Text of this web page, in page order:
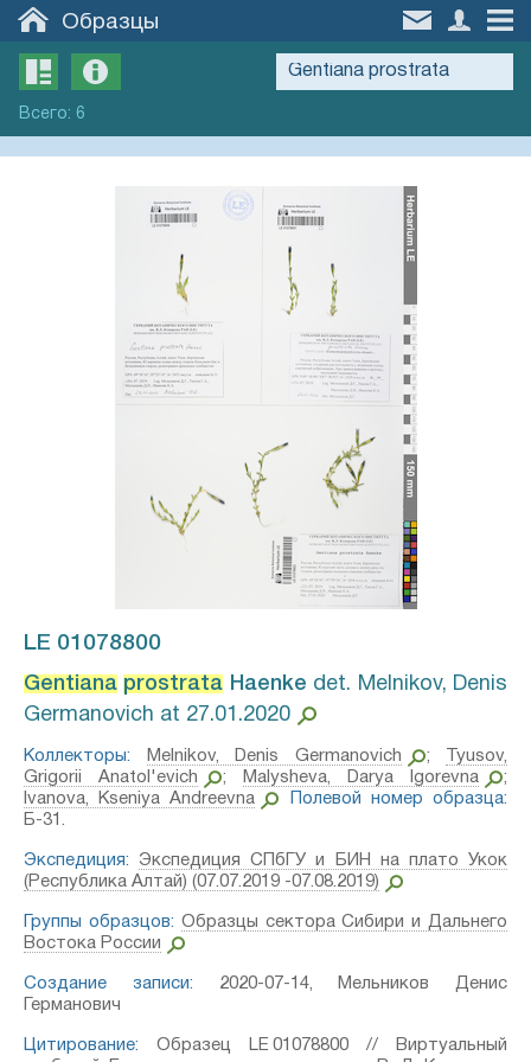
Образцы
Всего: 6
LE 01078800
Gentiana prostrata Haenke⁣ det. Melnikov, Denis
Germanovich at 27.01.2020
Коллекторы: Melnikov, Denis Germanovich ;
Tyusov,
Grigorii Anatol'evich
; Malysheva, Darya Igorevna
;
Ivanova, Kseniya Andreevna
Полевой номер образца:
Б-31.
Экспедиция:
Экспедиция СПбГУ и БИН на плато Укок
(Республика Алтай) (07.07.2019 -07.08.2019)
Группы образцов: Образцы сектора Сибири и Дальнего
Востока России
Создание записи: 2020-07-14, Мельников Денис
Германович
Цитирование: Образец LE 01078800 // Виртуальный